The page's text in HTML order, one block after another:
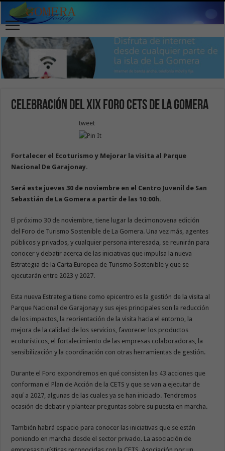
Celebración del XIX foro CETS de La Gomera
tweet
Fortalecer el Ecoturismo y Mejorar la visita al Parque
Nacional De Garajonay.
Será este jueves 30 de noviembre en el Centro Juvenil de San
Sebastián de La Gomera a partir de las 10:00h.
El próximo 30 de noviembre, tiene lugar la decimonovena edición
del Foro de Turismo Sostenible de La Gomera. Una vez más, agentes
públicos y privados, y cualquier persona interesada, se reunirán para
conocer y debatir acerca de las iniciativas que impulsa la nueva
Estrategia de la Carta Europea de Turismo Sostenible y que se
ejecutarán entre 2023 y 2027.
Esta nueva Estrategia tiene como epicentro es la gestión de la visita al
Parque Nacional de Garajonay y sus ejes principales son la reducción
de los impactos, la reorientación de la visita hacia el entorno, la
mejora de la calidad de los servicios, favorecer los productos
ecoturísticos, el fortalecimiento de las empresas colaboradoras, la
sensibilización y la coordinación con otras herramientas de gestión.
Durante el Foro expondremos en qué consisten las 43 acciones que
conforman el Plan de Acción de la CETS y que se van a ejecutar de
aquí a 2027, algunas de las cuales ya se han iniciado. Tendremos
ocasión de debatir y plantear preguntas sobre su puesta en marcha.
También habrá espacio para conocer las iniciativas que se están
poniendo en marcha desde el sector privado. La asociación de